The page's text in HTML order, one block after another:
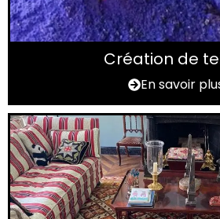
Création de
En savoir